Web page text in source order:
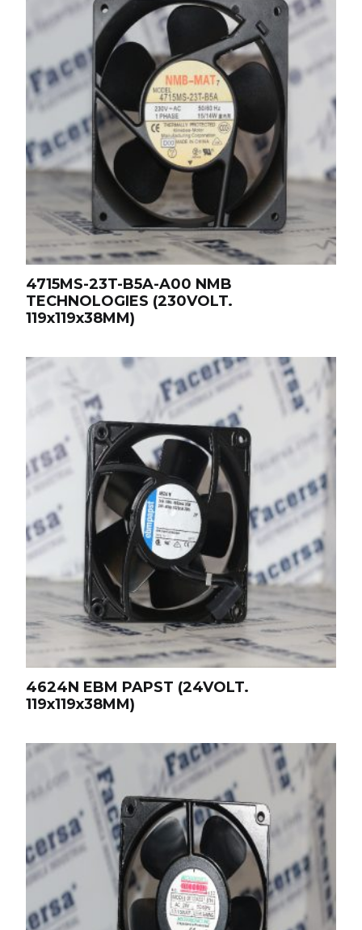
4715MS-23T-B5A-A00 NMB
TECHNOLOGIES (230VOLT.
119x119x38MM)
4624N EBM PAPST (24VOLT.
119x119x38MM)